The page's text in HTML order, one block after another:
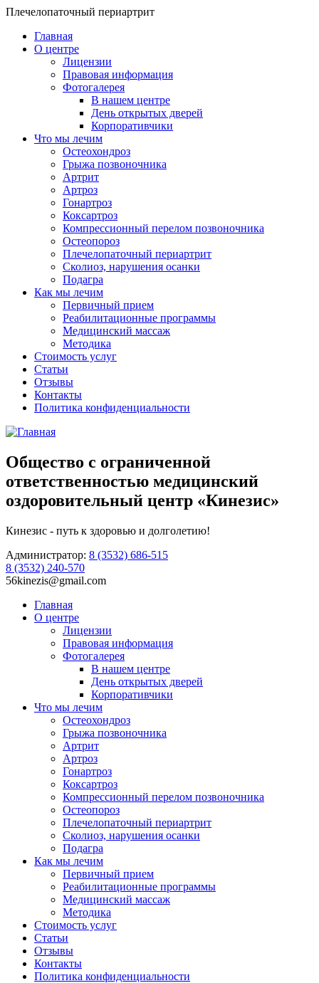
Перейти к основному содержанию
Плечелопаточный периартрит
Главная
О центре
Лицензии
Правовая информация
Фотогалерея
В нашем центре
День открытых дверей
Корпоративчики
Что мы лечим
Остеохондроз
Грыжа позвоночника
Артрит
Артроз
Гонартроз
Коксартроз
Компрессионный перелом позвоночника
Остеопороз
Плечелопаточный периартрит
Сколиоз, нарушения осанки
Подагра
Как мы лечим
Первичный прием
Реабилитационные программы
Медицинский массаж
Методика
Стоимость услуг
Статьи
Отзывы
Контакты
Политика конфиденциальности
Общество с ограниченной
ответственностью медицинский
оздоровительный центр «Кинезис»
Кинезис - путь к здоровью и долголетию!
Администратор: 8 (3532) 686-515
8 (3532) 240-570
56kinezis@gmail.com
Главная
О центре
Лицензии
Правовая информация
Фотогалерея
В нашем центре
День открытых дверей
Корпоративчики
Что мы лечим
Остеохондроз
Грыжа позвоночника
Артрит
Артроз
Гонартроз
Коксартроз
Компрессионный перелом позвоночника
Остеопороз
Плечелопаточный периартрит
Сколиоз, нарушения осанки
Подагра
Как мы лечим
Первичный прием
Реабилитационные программы
Медицинский массаж
Методика
Стоимость услуг
Статьи
Отзывы
Контакты
Политика конфиденциальности